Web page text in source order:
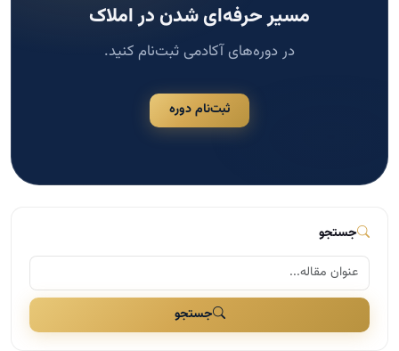
مسیر حرفه‌ای شدن در املاک
در دوره‌های آکادمی ثبت‌نام کنید.
ثبت‌نام دوره
جستجو
جستجو